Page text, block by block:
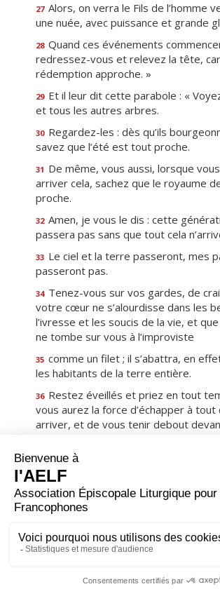
27 Alors, on verra le Fils de l’homme
une nuée, avec puissance et grande
28 Quand ces événements
redressez-vous et relevez la tête,
rédemption approche. »
29 Et il leur dit cette parabole : «
et tous les autres arbres.
30 Regardez-les : dès qu’ils
savez que l’été est tout proche.
31 De même, vous aussi, lorsque
arriver cela, sachez que le royaume
proche.
32 Amen, je vous le dis : cette
passera pas sans que tout cela
33 Le ciel et la terre passeront, mes
passeront pas.
34 Tenez-vous sur vos gardes, de
votre cœur ne s’alourdisse dans les
l’ivresse et les soucis de la vie, et
ne tombe sur vous à l’improviste
35 comme un filet ; il s’abattra, en
les habitants de la terre entière.
36 Restez éveillés et priez en tout
vous aurez la force d’échapper à tout
arriver, et de vous tenir debout
37Il passait ses journées dans le
enseigner ; mais ses nuits, il sortait
plein air, à l’endroit appelé mont des
38 Et tout le peuple, dès l’aurore,